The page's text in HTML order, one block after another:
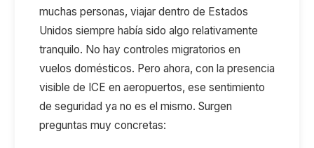
muchas personas, viajar dentro de Estados
Unidos siempre había sido algo relativamente
tranquilo. No hay controles migratorios en
vuelos domésticos. Pero ahora, con la presencia
visible de ICE en aeropuertos, ese sentimiento
de seguridad ya no es el mismo. Surgen
preguntas muy concretas: